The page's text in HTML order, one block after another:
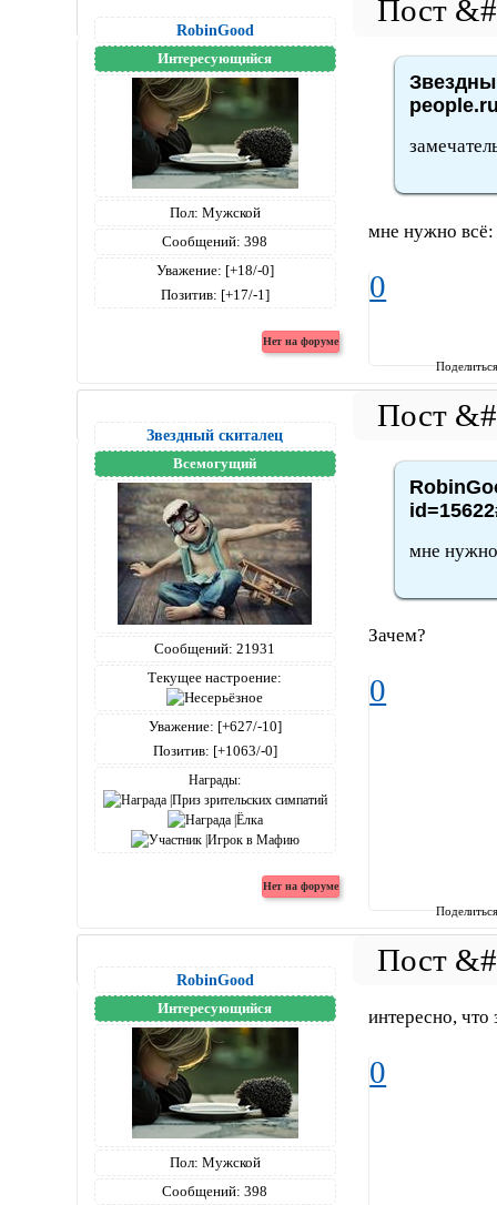
RobinGood
Интересующийся
Пол: Мужской
Сообщений: 398
Уважение: [+18/-0]
Позитив: [+17/-1]
мне нужно
0
Звездный скиталец
Всемогущий
Сообщений: 21931
Текущее настроение:
Уважение: [+627/-10]
Позитив: [+1063/-0]
Награды:
мне
Зачем?
0
RobinGood
Интересующийся
Пол: Мужской
Сообщений: 398
интересно, что
0